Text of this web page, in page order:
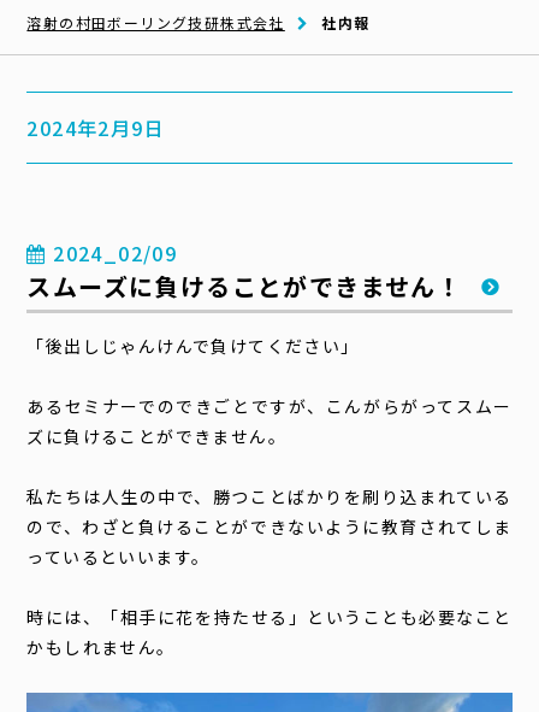
溶射の村田ボーリング技研株式会社 社内報
2024年2月9日
2024_02/09
スムーズに負けることができません！
「後出しじゃんけんで負けてください」
あるセミナーでのできごとですが、こんがらがってスムー
ズに負けることができません。
私たちは人生の中で、勝つことばかりを刷り込まれている
ので、わざと負けることができないように教育されてしま
っているといいます。
時には、「相手に花を持たせる」ということも必要なこと
かもしれません。